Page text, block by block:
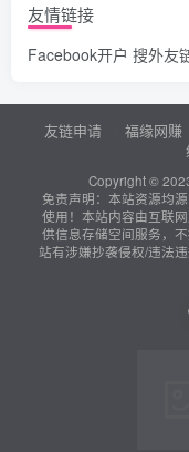
友情链接
Facebook开户 搜外友
友链申请 福缘网赚
Copyright ©
免责声明：本站资源均
使用！本站内容由互联
供信息存储空间服务，
站有涉嫌抄袭侵权/违法